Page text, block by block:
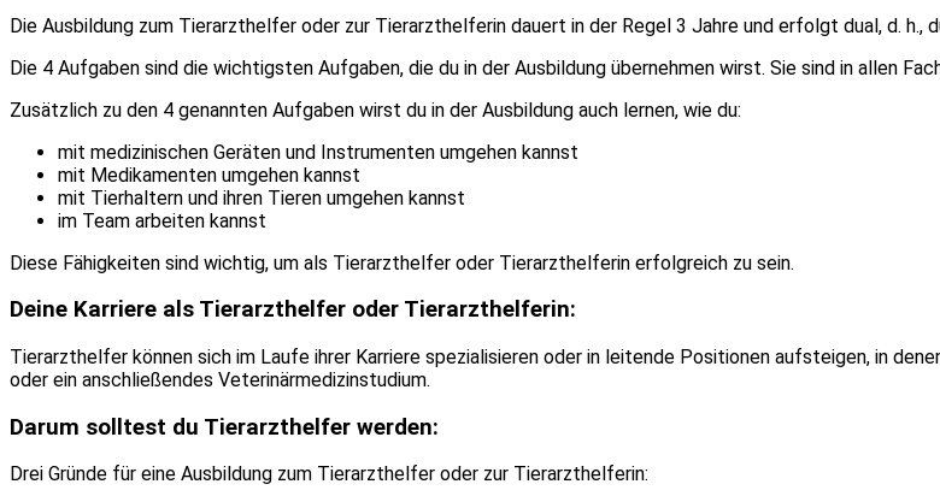
Die Ausbildung zum Tierarzthelfer oder zur Tierarzthelferin dauert in der Regel 3 Jahre und erfolgt dual, d. h.,
Die 4 Aufgaben sind die wichtigsten Aufgaben, die du in der Ausbildung übernehmen wirst. Sie sind in allen
Zusätzlich zu den 4 genannten Aufgaben wirst du in der Ausbildung auch lernen, wie du:
mit medizinischen Geräten und Instrumenten umgehen kannst
mit Medikamenten umgehen kannst
mit Tierhaltern und ihren Tieren umgehen kannst
im Team arbeiten kannst
Diese Fähigkeiten sind wichtig, um als Tierarzthelfer oder Tierarzthelferin erfolgreich zu sein.
Deine Karriere als Tierarzthelfer oder Tierarzthelferin:
Tierarzthelfer können sich im Laufe ihrer Karriere spezialisieren oder in leitende Positionen aufsteigen, in
oder ein anschließendes Veterinärmedizinstudium.
Darum solltest du Tierarzthelfer werden:
Drei Gründe für eine Ausbildung zum Tierarzthelfer oder zur Tierarzthelferin: